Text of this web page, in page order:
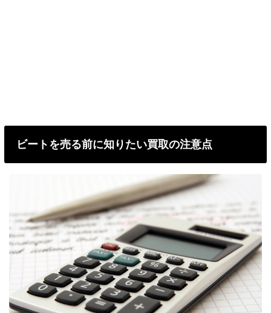
ビートを売る前に知りたい買取の注意点